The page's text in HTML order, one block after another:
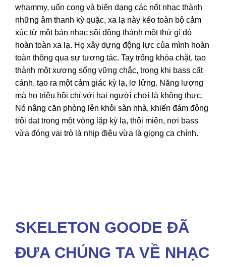
whammy, uốn cong và biến dạng các nốt nhạc thành
những âm thanh kỳ quặc, xa lạ này kéo toàn bộ cảm
xúc từ một bản nhạc sôi động thành một thứ gì đó
hoàn toàn xa lạ. Họ xây dựng động lực của mình hoàn
toàn thông qua sự tương tác. Tay trống khóa chặt, tạo
thành một xương sống vững chắc, trong khi bass cất
cánh, tạo ra một cảm giác kỳ lạ, lơ lửng. Năng lượng
mà họ triệu hồi chỉ với hai người chơi là không thực.
Nó nâng căn phòng lên khỏi sàn nhà, khiến đám đông
trôi dạt trong một vòng lặp kỳ lạ, thôi miên, nơi bass
vừa đóng vai trò là nhịp điệu vừa là giọng ca chính.
SKELETON GOODE ĐÃ
ĐƯA CHÚNG TA VỀ NHẠC